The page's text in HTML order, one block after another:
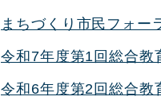
まちづくり市民フォー
令和7年度第1回総合教
令和6年度第2回総合教